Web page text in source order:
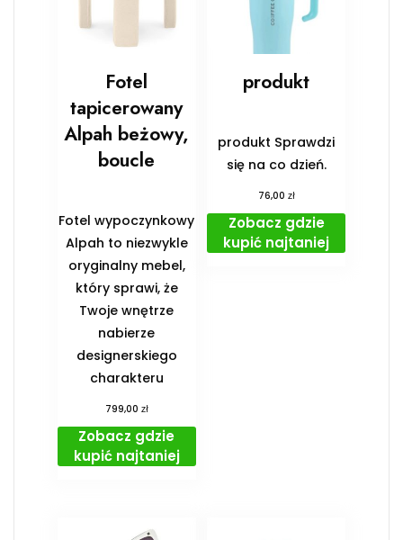
Fotel
tapicerowany
Alpah beżowy,
boucle
Fotel wypoczynkowy
Alpah to niezwykle
oryginalny mebel,
który sprawi, że
Twoje wnętrze
nabierze
designerskiego
charakteru
799,00 zł
Zobacz gdzie
kupić najtaniej
produkt
produkt Sprawdzi
się na co dzień.
76,00 zł
Zobacz gdzie
kupić najtaniej